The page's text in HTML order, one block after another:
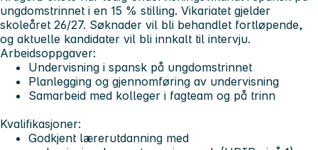
ungdomstrinnet i en 15 % stilling. Vikariatet gjelder
skoleåret 26/27. Søknader vil bli behandlet fortløpende,
og aktuelle kandidater vil bli innkalt til intervju.
Arbeidsoppgaver:
Undervisning i spansk på ungdomstrinnet
Planlegging og gjennomføring av undervisning
Samarbeid med kolleger i fagteam og på trinn
Kvalifikasjoner:
Godkjent lærerutdanning med